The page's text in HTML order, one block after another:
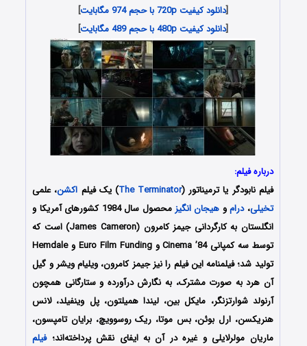
[دانلود کیفیت 720p با حجم 974 مگابایت
]
[دانلود کیفیت 480p با حجم 489 مگابایت ]
درباره فیلم:
فیلم نابودگر یا ترمیناتور (The Terminator) یک فیلم اکشن، علمی
تخیلی،درامو هیجان انگیز
محصول سال 1984 کشورهای آمریکا و
انگلستان به کارگردانی جیمز کامرون (James Cameron) است که
توسط سه کمپانی‌ Cinema ’84 و Euro Film Funding و Hemdale
تولید شد؛ فیلمنامه این فیلم را نیز جیمز کامرون، ویلیام ویشر و گیل
آن هرد به صورت مشترک، به نگارش درآورده و ستارگانی همچون
آرنولد شوارتزنگر، مایکل بین، لیندا همیلتون، پل وینفیلد، لانس
هنریکسن، ارل بوئن، بس موتا، ریک روسوویچ، برایان تامپسون،
ماریان مولرلایلی و غیره در آن به ایفای نقش پرداخته‌اند؛فیلم